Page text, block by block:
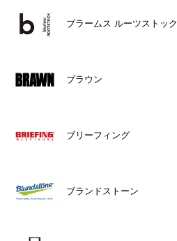
ブラームス ルーツストック
ブラウン
ブリーフィング
ブランドストーン